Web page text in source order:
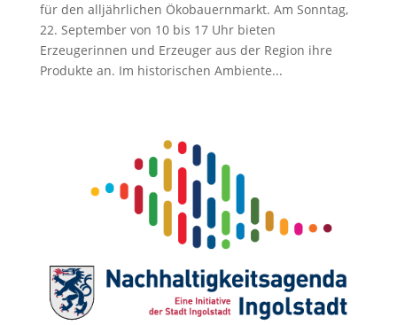
für den alljährlichen Ökobauernmarkt. Am Sonntag,
22. September von 10 bis 17 Uhr bieten
Erzeugerinnen und Erzeuger aus der Region ihre
Produkte an. Im historischen Ambiente...